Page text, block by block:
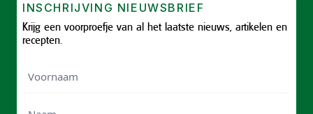
INSCHRIJVING NIEUWSBRIEF
Krijg een voorproefje van al het laatste nieuws, artikelen en
recepten.